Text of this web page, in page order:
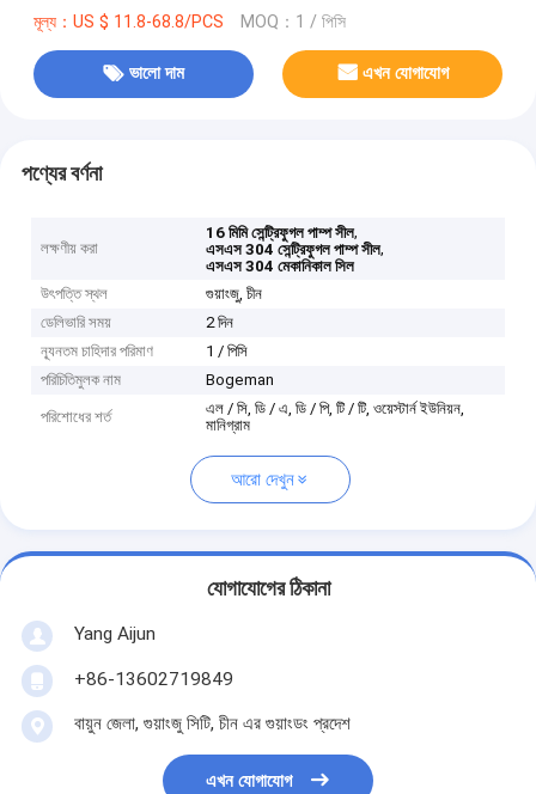
মূল্য：US $ 11.8-68.8/PCS MOQ：1 / পিসি
ভালো দাম এখন যোগাযোগ
পণ্যের বর্ণনা
লক্ষণীয় করা
16 মিমি সেন্ট্রিফুগল পাম্প সীল,
এসএস 304 সেন্ট্রিফুগল পাম্প সীল,
এসএস 304 মেকানিকাল সিল
উৎপত্তি স্থল
গুয়াংজু, চীন
ডেলিভারি সময়
2 দিন
ন্যূনতম চাহিদার পরিমাণ
1 / পিসি
পরিচিতিমুলক নাম
Bogeman
পরিশোধের শর্ত
এল / সি, ডি / এ, ডি / পি, টি / টি, ওয়েস্টার্ন ইউনিয়ন,
মানিগ্রাম
আরো দেখুন
যোগাযোগের ঠিকানা
Yang Aijun
+86-13602719849
বায়ুন জেলা, গুয়াংজু সিটি, চীন এর গুয়াংডং প্রদেশ
এখন যোগাযোগ